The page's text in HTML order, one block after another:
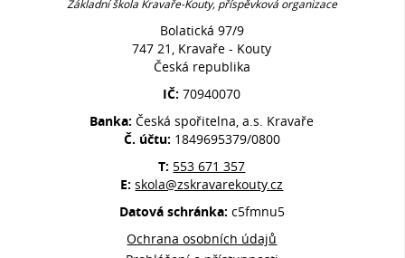
Základní škola Kravaře-Kouty, příspěvková organizace
Bolatická 97/9
747 21, Kravaře - Kouty
Česká republika
IČ:70940070
Banka:Česká spořitelna, a.s. Kravaře
Č. účtu: 1849695379/0800
T: 553 671 357
E:skola@zskravarekouty.cz
Datová schránka: c5fmnu5
Ochrana osobních údajů